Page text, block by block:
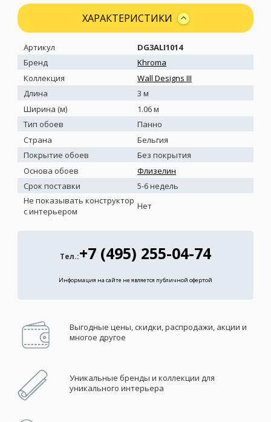
ХАРАКТЕРИСТИКИ
Артикул
DG3ALI1014
Бренд
Khroma
Коллекция
Wall Designs III
Длина
3 м
Ширина (м)
1.06 м
Тип обоев
Панно
Страна
Бельгия
Покрытие обоев
Без покрытия
Основа обоев
Флизелин
Срок поставки
5-6 недель
Не показывать конструктор
с интерьером
Нет
Тел.:+7 (495) 255-04-74
Информация на сайте не является публичной офертой
Выгодные цены, скидки, распродажи, акции и
многое другое
Уникальные бренды и коллекции для
уникального интерьера